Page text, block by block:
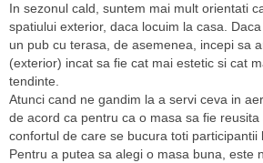
In sezonul cald, suntem mai mult orientati
spatiului exterior, daca locuim la casa.
un pub cu terasa, de asemenea, incepi sa
(exterior) incat sa fie cat mai estetic si cat
tendinte.
Atunci cand ne gandim la a servi ceva in
de acord ca pentru ca o masa sa fie
confortul de care se bucura toti participantii
Pentru a putea sa alegi o masa buna, este